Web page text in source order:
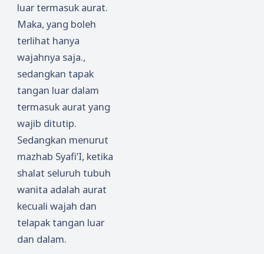
luar termasuk aurat.
Maka, yang boleh
terlihat hanya
wajahnya saja.,
sedangkan tapak
tangan luar dalam
termasuk aurat yang
wajib ditutip.
Sedangkan menurut
mazhab Syafi’I, ketika
shalat seluruh tubuh
wanita adalah aurat
kecuali wajah dan
telapak tangan luar
dan dalam.